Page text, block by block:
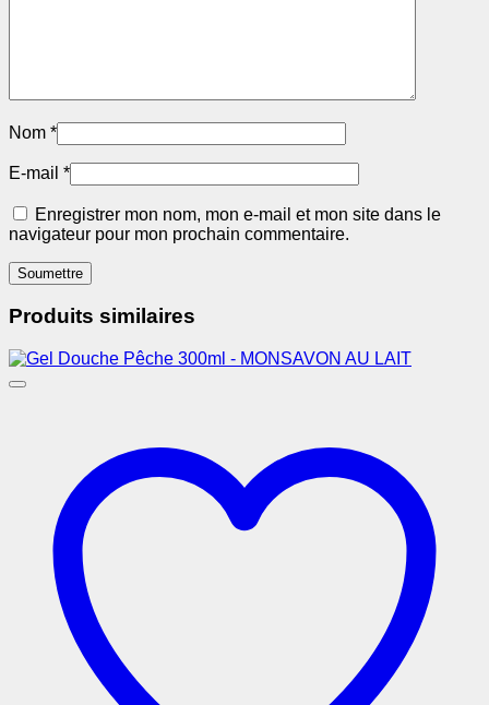
Nom *
E-mail *
Enregistrer mon nom, mon e-mail et mon site dans le
navigateur pour mon prochain commentaire.
Produits similaires